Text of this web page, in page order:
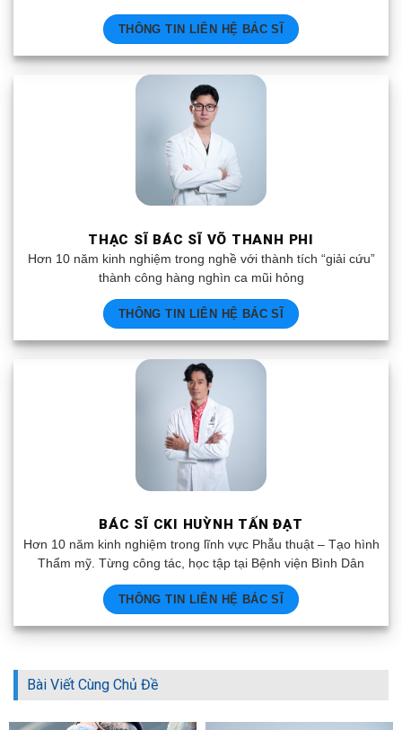
THÔNG TIN LIÊN HỆ BÁC SĨ
THẠC SĨ BÁC SĨ VÕ THANH PHI
Hơn 10 năm kinh nghiệm trong nghề với thành tích “giải cứu”
thành công hàng nghìn ca mũi hỏng
THÔNG TIN LIÊN HỆ BÁC SĨ
BÁC SĨ CKI HUỲNH TẤN ĐẠT
Hơn 10 năm kinh nghiệm trong lĩnh vực Phẫu thuật – Tạo hình
Thẩm mỹ. Từng công tác, học tập tại Bệnh viện Bình Dân
THÔNG TIN LIÊN HỆ BÁC SĨ
Bài Viết Cùng Chủ Đề